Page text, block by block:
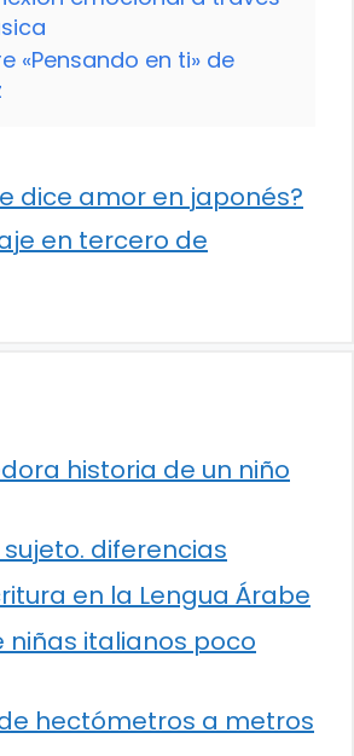
«Pensando en ti» de
dice amor en japonés?
en tercero de
historia de un niño
diferencias
en la Lengua Árabe
niñas italianos poco
hectómetros a metros